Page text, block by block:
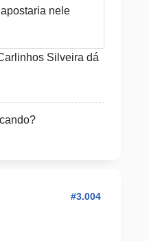
nele
Silveira dá
#3.004